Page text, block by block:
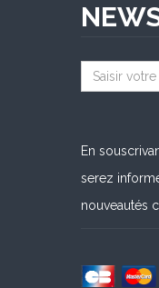
En
serez
nouveautés